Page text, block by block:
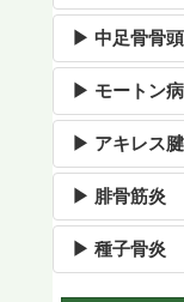
▶ 中足骨骨
▶ モートン病
▶ アキレス
▶ 腓骨筋炎
▶ 種子骨炎